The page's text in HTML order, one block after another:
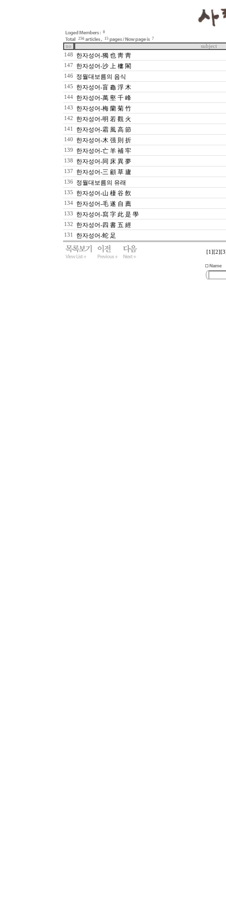
0
256
15 7
no
subject
148
한자성어-獨 也 靑 靑
147 한자성어-沙 上 樓 閣
146 정월대보름의 음식
145 한자성어-盲 龜 浮 木
144 한자성어-萬 壑 千 峰
143 한자성어-梅 蘭 菊 竹
142 한자성어-明 若 觀 火
141 한자성어-霜 風 高 節
140 한자성어-木 强 則 折
139 한자성어-亡 羊 補 牢
138 한자성어-同 床 異 夢
137 한자성어-三 顧 草 廬
136 정월대보름의 유래
135 한자성어-山 棲 谷 飮
134 한자성어-毛 遂 自 薦
133 한자성어-寫 字 此 是 學
132 한자성어-四 書 五 經
131 한자성어-蛇 足
[1] [2]